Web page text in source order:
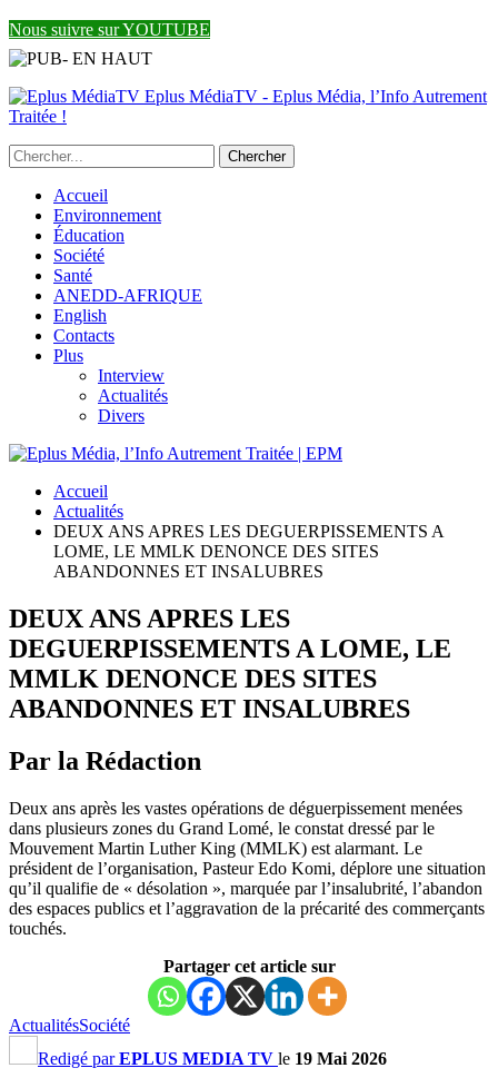
Nous suivre sur YOUTUBE
Eplus MédiaTV - Eplus Média, l’Info Autrement
Traitée !
Accueil
Environnement
Éducation
Société
Santé
ANEDD-AFRIQUE
English
Contacts
Plus
Interview
Actualités
Divers
Accueil
Actualités
DEUX ANS APRES LES DEGUERPISSEMENTS A
LOME, LE MMLK DENONCE DES SITES
ABANDONNES ET INSALUBRES
DEUX ANS APRES LES
DEGUERPISSEMENTS A LOME, LE
MMLK DENONCE DES SITES
ABANDONNES ET INSALUBRES
Par la Rédaction
Deux ans après les vastes opérations de déguerpissement menées
dans plusieurs zones du Grand Lomé, le constat dressé par le
Mouvement Martin Luther King (MMLK) est alarmant. Le
président de l’organisation, Pasteur Edo Komi, déplore une situation
qu’il qualifie de « désolation », marquée par l’insalubrité, l’abandon
des espaces publics et l’aggravation de la précarité des commerçants
touchés.
Partager cet article sur
ActualitésSociété
Redigé parEPLUS MEDIA TV le 19 Mai 2026